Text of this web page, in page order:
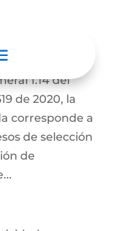
de aspirantes
1.14 del
de 2020, la
corresponde a
de selección
de